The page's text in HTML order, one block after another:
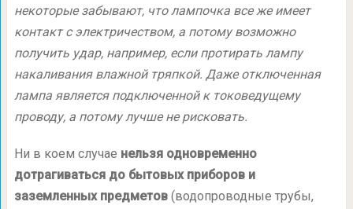
некоторые забывают, что лампочка все же имеет
контакт с электричеством, а потому возможно
получить удар, например, если протирать лампу
накаливания влажной тряпкой. Даже отключенная
лампа является подключенной к токоведущему
проводу, а потому лучше не рисковать.
Ни в коем случае нельзя одновременно
дотрагиваться до бытовых приборов и
заземленных предметов(водопроводные трубы,